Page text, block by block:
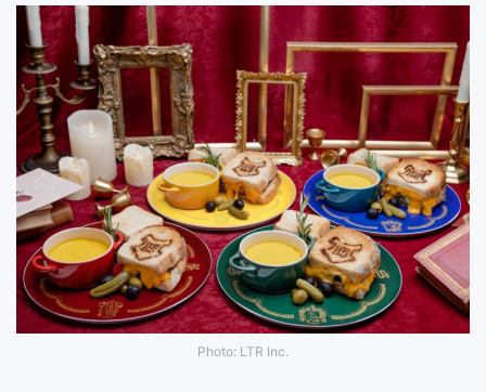
Photo: LTR Inc.